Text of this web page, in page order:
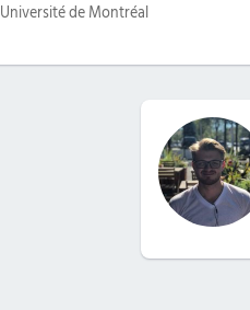
Université de Montréal